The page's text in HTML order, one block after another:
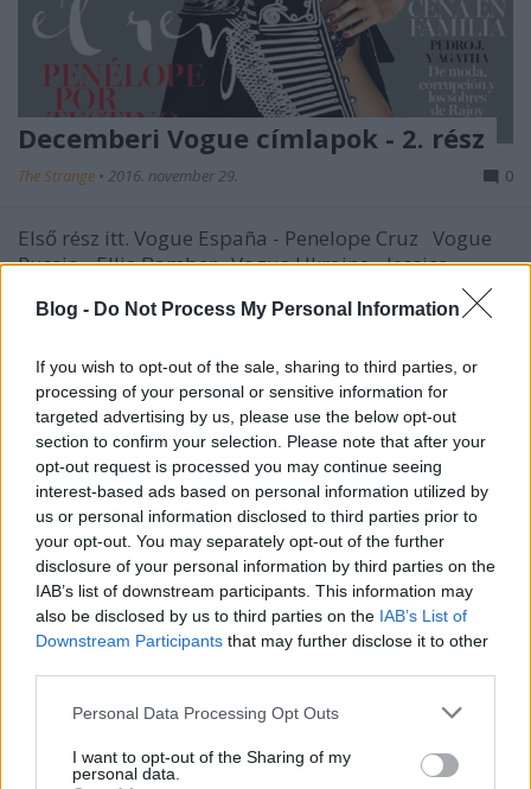
Blog - Do Not Process My Personal Information
If you wish to opt-out of the sale, sharing to third parties, or
processing of your personal or sensitive information for
targeted advertising by us, please use the below opt-out
section to confirm your selection. Please note that after your
opt-out request is processed you may continue seeing
interest-based ads based on personal information utilized by
us or personal information disclosed to third parties prior to
your opt-out. You may separately opt-out of the further
disclosure of your personal information by third parties on the
IAB’s list of downstream participants. This information may
also be disclosed by us to third parties on the IAB’s List of
Downstream Participants that may further disclose it to other
Please note that this website/app uses one or more Google
not limited to your visit or usage behaviour. You may click to
grant or deny consent to Google and its third-party tags to
Personal Data Processing Opt Outs
I want to opt-out of the Sharing of my
personal data.
Decemberi Vogue címlapok - 2. rész
The Strange • 2016. november 29. 0
Első rész itt. Vogue España - Penelope Cruz Vogue
Russia - Ellie Bamber Vogue Ukraine - Jessica
Penelopé Cruz nem változik
The Strange•2016. november 29.